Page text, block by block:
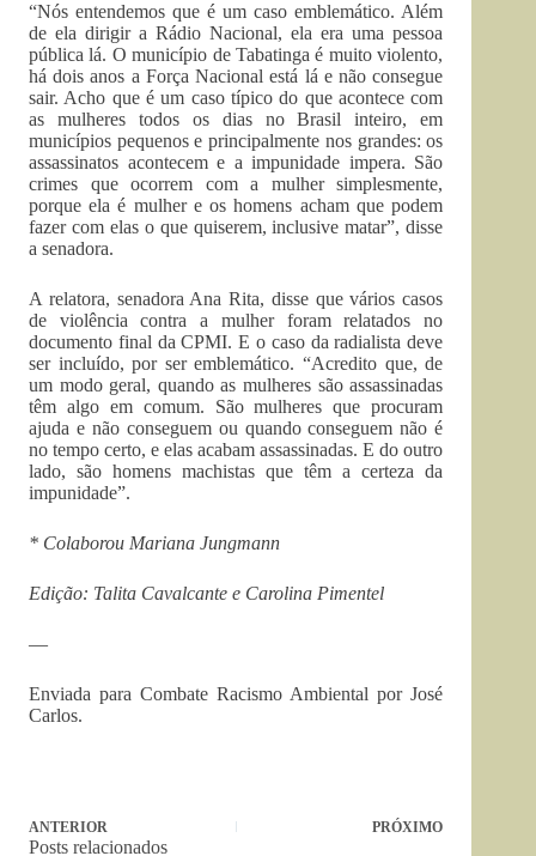
“Nós entendemos que é um caso emblemático. Além
de ela dirigir a Rádio Nacional, ela era uma pessoa
pública lá. O município de Tabatinga é muito violento,
há dois anos a Força Nacional está lá e não consegue
sair. Acho que é um caso típico do que acontece com
as mulheres todos os dias no Brasil inteiro, em
municípios pequenos e principalmente nos grandes: os
assassinatos acontecem e a impunidade impera. São
crimes que ocorrem com a mulher simplesmente,
porque ela é mulher e os homens acham que podem
fazer com elas o que quiserem, inclusive matar”, disse
a senadora.
A relatora, senadora Ana Rita, disse que vários casos
de violência contra a mulher foram relatados no
documento final da CPMI. E o caso da radialista deve
ser incluído, por ser emblemático. “Acredito que, de
um modo geral, quando as mulheres são assassinadas
têm algo em comum. São mulheres que procuram
ajuda e não conseguem ou quando conseguem não é
no tempo certo, e elas acabam assassinadas. E do outro
lado, são homens machistas que têm a certeza da
impunidade”.
* Colaborou Mariana Jungmann
Edição: Talita Cavalcante e Carolina Pimentel
—
Enviada para Combate Racismo Ambiental por José
Carlos.
ANTERIOR PRÓXIMO
Posts relacionados